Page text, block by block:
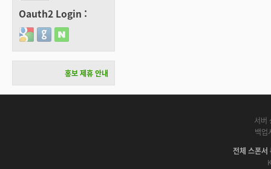
Oauth2 Login :
Login with Google
Login with GitHub
Login with Naver
홍보 제휴 안내
서버
백업
전체 스폰서